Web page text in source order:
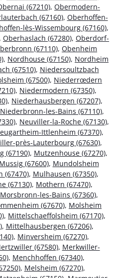
(67210), Obermodern-
(67160), Oberhoffen-
lès-Wissembourg (67160),
, Oberhaslach (67280), Oberdorf-
(67110), Obenheim
, Nordhouse (67150), Nordheim
(67510), Niedersoultzbach
(67500), Niederrœdern
, Niedermodern (67350),
, Niederhausbergen (67207),
Niederbronn-les-Bains (67110),
, Neuviller-la-Roche (67130),
Ittlenheim (67370),
près-Lauterbourg (67630),
(67190), Mutzenhouse (67270),
Mussig (67600), Mundolsheim
(67470), Mulhausen (67350),
(67130), Mothern (67470),
Morsbronn-les-Bains (67360),
(67670), Molsheim
, Mittelschaeffolsheim (67170),
, Mittelhausbergen (67206),
, Minversheim (67270),
(67580), Merkwiller-
, Menchhoffen (67340),
, Melsheim (67270),